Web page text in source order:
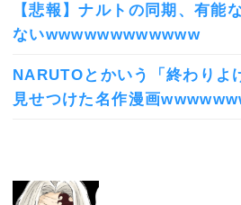
【悲報】ナルトの同期、有能
ないwwwwwwwwwwww
NARUTOとかいう「終わりよ
見せつけた名作漫画